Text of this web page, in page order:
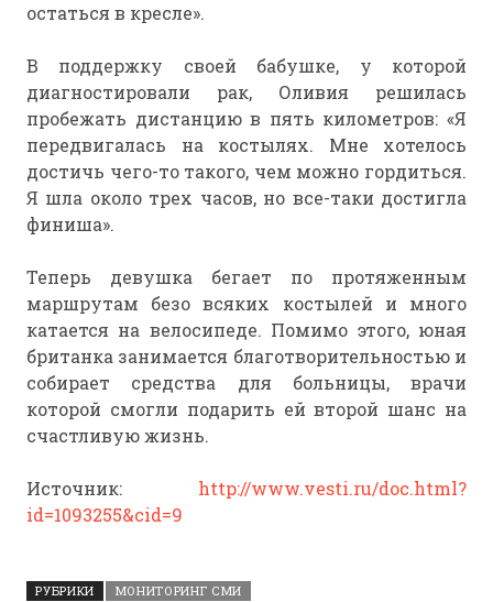
остаться в кресле».
В поддержку своей бабушке, у которой
диагностировали рак, Оливия решилась
пробежать дистанцию в пять километров: «Я
передвигалась на костылях. Мне хотелось
достичь чего-то такого, чем можно гордиться.
Я шла около трех часов, но все-таки достигла
финиша».
Теперь девушка бегает по протяженным
маршрутам безо всяких костылей и много
катается на велосипеде. Помимо этого, юная
британка занимается благотворительностью и
собирает средства для больницы, врачи
которой смогли подарить ей второй шанс на
счастливую жизнь.
Источник: http://www.vesti.ru/doc.html?
id=1093255&cid=9
РУБРИКИ
МОНИТОРИНГ СМИ